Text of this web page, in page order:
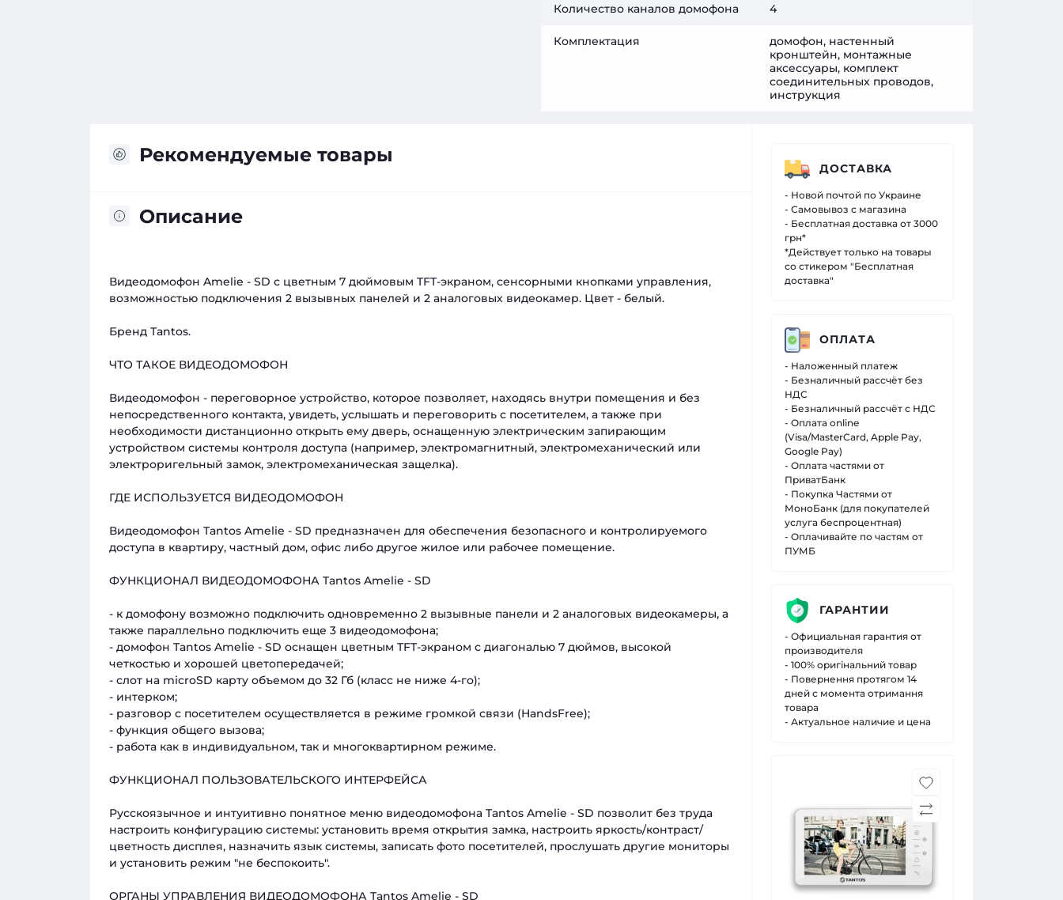
Количество каналов домофона 4
Комплектация
домофон, настенный
кронштейн, монтажные
аксессуары, комплект
соединительных проводов,
инструкция
Рекомендуемые товары
Описание
Видеодомофон Amelie - SD с цветным 7 дюймовым TFT-экраном, сенсорными кнопками управления,
возможностью подключения 2 вызывных панелей и 2 аналоговых видеокамер. Цвет - белый.
Бренд Tantos.
ЧТО ТАКОЕ ВИДЕОДОМОФОН
Видеодомофон - переговорное устройство, которое позволяет, находясь внутри помещения и без
непосредственного контакта, увидеть, услышать и переговорить с посетителем, а также при
необходимости дистанционно открыть ему дверь, оснащенную электрическим запирающим
устройством системы контроля доступа (например, электромагнитный, электромеханический или
электроригельный замок, электромеханическая защелка).
ГДЕ ИСПОЛЬЗУЕТСЯ ВИДЕОДОМОФОН
Видеодомофон Tantos Amelie - SD предназначен для обеспечения безопасного и контролируемого
доступа в квартиру, частный дом, офис либо другое жилое или рабочее помещение.
ФУНКЦИОНАЛ ВИДЕОДОМОФОНА Tantos Amelie - SD
- к домофону возможно подключить одновременно 2 вызывные панели и 2 аналоговых видеокамеры, а
также параллельно подключить еще 3 видеодомофона;
- домофон Tantos Amelie - SD оснащен цветным TFT-экраном с диагональю 7 дюймов, высокой
четкостью и хорошей цветопередачей;
- слот на microSD карту объемом до 32 Гб (класс не ниже 4-го);
- интерком;
- разговор с посетителем осуществляется в режиме громкой связи (HandsFree);
- функция общего вызова;
- работа как в индивидуальном, так и многоквартирном режиме.
ФУНКЦИОНАЛ ПОЛЬЗОВАТЕЛЬСКОГО ИНТЕРФЕЙСА
Русскоязычное и интуитивно понятное меню видеодомофона Tantos Amelie - SD позволит без труда
настроить конфигурацию системы: установить время открытия замка, настроить яркость/контраст/
цветность дисплея, назначить язык системы, записать фото посетителей, прослушать другие мониторы
и установить режим "не беспокоить".
ОРГАНЫ УПРАВЛЕНИЯ ВИДЕОДОМОФОНА Tantos Amelie - SD
ДОСТАВКА
- Новой почтой по Украине
- Самовывоз с магазина
- Бесплатная доставка от 3000
грн*
*Действует только на товары
со стикером "Бесплатная
доставка"
ОПЛАТА
- Наложенный платеж
- Безналичный рассчёт без
НДС
- Безналичный рассчёт с НДС
- Оплата online
(Visa/MasterCard, Apple Pay,
Google Pay)
- Оплата частями от
ПриватБанк
- Покупка Частями от
МоноБанк (для покупателей
услуга беспроцентная)
- Оплачивайте по частям от
ПУМБ
ГАРАНТИИ
- Официальная гарантия от
производителя
- 100% оригінальний товар
- Повернення протягом 14
дней с момента отримання
товара
- Актуальное наличие и цена